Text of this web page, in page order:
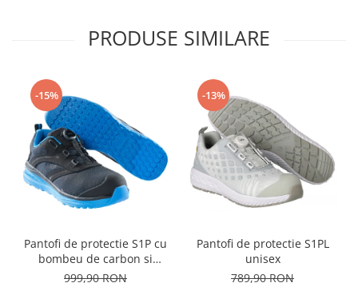
PRODUSE SIMILARE
-15%
Pantofi de protectie S1P cu
bombeu de carbon si
inchidere BOAÂ® Fit
999,90 RON
-13%
Pantofi de protectie S1PL
unisex
789,90 RON